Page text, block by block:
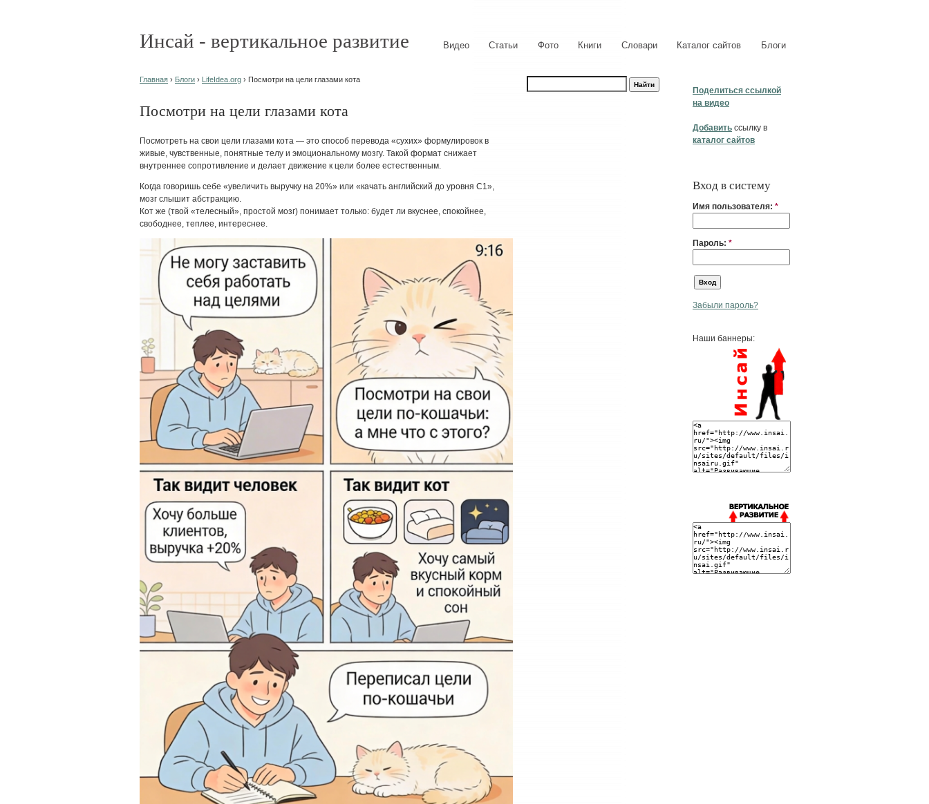
Инсай - вертикальное развитие Видео Статьи Фото Книги Словари Каталог сайтов Блоги
Поделиться ссылкой
на видео
Добавить ссылку в
каталог сайтов
Вход в систему
Имя пользователя: *
Пароль: *
Забыли пароль?
Наши баннеры:
Главная › Блоги › LifeIdea.org › Посмотри на цели глазами кота
Посмотри на цели глазами кота
Посмотреть на свои цели глазами кота — это способ перевода «сухих» формулировок в
живые, чувственные, понятные телу и эмоциональному мозгу. Такой формат снижает
внутреннее сопротивление и делает движение к цели более естественным.
Когда говоришь себе «увеличить выручку на 20%» или «качать английский до уровня C1»,
мозг слышит абстракцию.
Кот же (твой «телесный», простой мозг) понимает только: будет ли вкуснее, спокойнее,
свободнее, теплее, интереснее.